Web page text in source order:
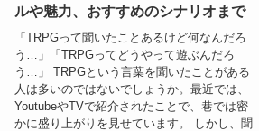
ルや魅力、おすすめのシナリオまで
「TRPGって聞いたことあるけど何なんだろ
う…」「TRPGってどうやって遊ぶんだろ
う…」 TRPGという言葉を聞いたことがある
人は多いのではないでしょうか。最近では、
YoutubeやTVで紹介されたことで、巷では密
かに盛り上がりを見せています。 しかし、聞